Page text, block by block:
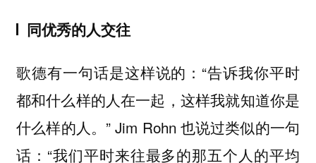
同优秀的人交往
歌德有一句话是这样说的：“告诉我你平时
都和什么样的人在一起，这样我就知道你是
什么样的人。” Jim Rohn 也说过类似的一句
话：“我们平时来往最多的那五个人的平均